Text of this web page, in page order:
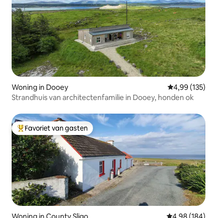
Woning in Dooey Gemiddelde
4,99 (135)
Strandhuis van architectenfamilie in Dooey, honden ok
Topfavoriet van gasten
Favoriet van gasten
Woning in County Sligo Gemiddelde
4,98 (184)